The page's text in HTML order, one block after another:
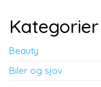
Kategorier
Beauty
Biler og sjov